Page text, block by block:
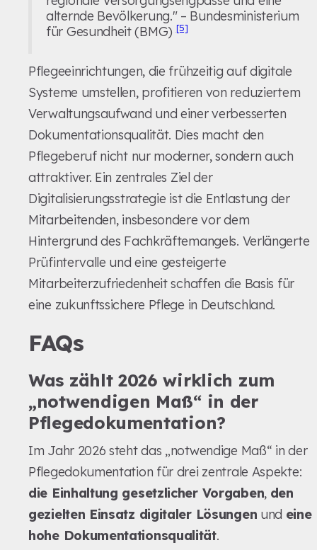
alternde Bevölkerung." – Bundesministerium
für Gesundheit (BMG)[5]
Pflegeeinrichtungen, die frühzeitig auf digitale
Systeme umstellen, profitieren von reduziertem
Verwaltungsaufwand und einer verbesserten
Dokumentationsqualität. Dies macht den
Pflegeberuf nicht nur moderner, sondern auch
attraktiver. Ein zentrales Ziel der
Digitalisierungsstrategie ist die Entlastung der
Mitarbeitenden, insbesondere vor dem
Hintergrund des Fachkräftemangels. Verlängerte
Prüfintervalle und eine gesteigerte
Mitarbeiterzufriedenheit schaffen die Basis für
eine zukunftssichere Pflege in Deutschland.
FAQs
Was zählt 2026 wirklich zum
„notwendigen Maß“ in der
Pflegedokumentation?
Im Jahr 2026 steht das „notwendige Maß“ in der
Pflegedokumentation für drei zentrale Aspekte:
die Einhaltung gesetzlicher Vorgaben, den
gezielten Einsatz digitaler Lösungen und eine
hohe Dokumentationsqualität.